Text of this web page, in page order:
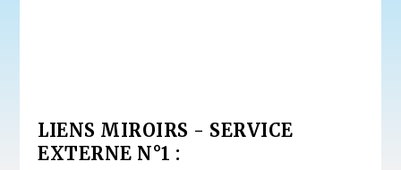
LIENS MIROIRS - SERVICE
EXTERNE N°1 :